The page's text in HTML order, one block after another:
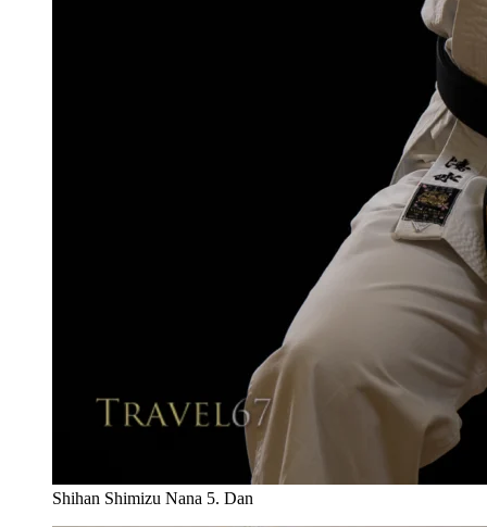
Shihan Shimizu Nana 5. Dan